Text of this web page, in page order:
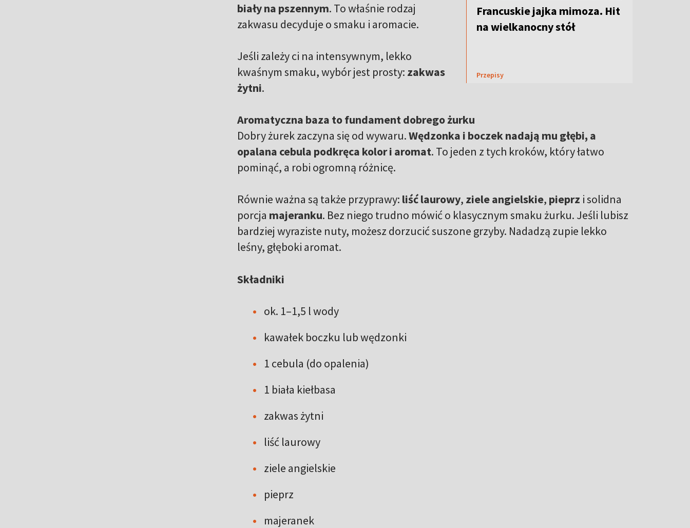
Francuskie jajka mimoza. Hit
na wielkanocny stół
Przepisy
biały na pszennym. To właśnie rodzaj
zakwasu decyduje o smaku i aromacie.
Jeśli zależy ci na intensywnym, lekko
kwaśnym smaku, wybór jest prosty: zakwas
żytni.
Aromatyczna baza to fundament dobrego żurku
Dobry żurek zaczyna się od wywaru.Wędzonka i boczek nadają mu głębi, a
opalana cebula podkręca kolor i aromat. To jeden z tych kroków, który łatwo
pominąć, a robi ogromną różnicę.
Równie ważna są także przyprawy: liść laurowy, ziele angielskie, pieprz i solidna
porcja majeranku. Bez niego trudno mówić o klasycznym smaku żurku. Jeśli lubisz
bardziej wyraziste nuty, możesz dorzucić suszone grzyby. Nadadzą zupie lekko
leśny, głęboki aromat.
Składniki
ok. 1–1,5 l wody
kawałek boczku lub wędzonki
1 cebula (do opalenia)
1 biała kiełbasa
zakwas żytni
liść laurowy
ziele angielskie
pieprz
majeranek